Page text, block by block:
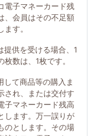
電子マネーカード残
、会員はその不足額
す。
提供を受ける場合、1
数は、1枚です。
て商品等の購入ま
され、または交付す
子マネーカード残高
します。万一誤りが
のとします。その場